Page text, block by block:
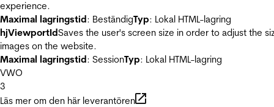
experience.
Maximal lagringstid: BeständigTyp: Lokal HTML-lagring
hjViewportIdSaves the user's screen size in order to adjust the
images on the website.
Maximal lagringstid: SessionTyp: Lokal HTML-lagring
VWO
3
Läs mer om den här leverantören